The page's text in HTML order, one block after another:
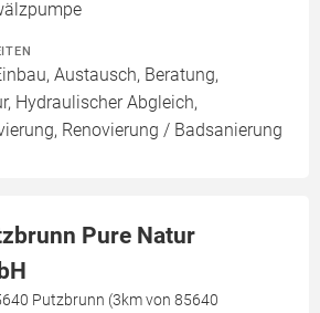
Austausch, Beratung,
Hydraulischer Abgleich,
Renovierung / Badsanierung
Pure Natur
Putzbrunn (3km von 85640